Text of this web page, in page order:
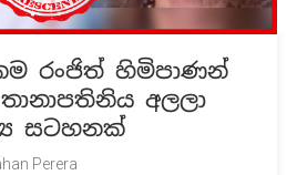
රංජිත් හිමිපාණන්
අලලා
සටහනක්
Perera